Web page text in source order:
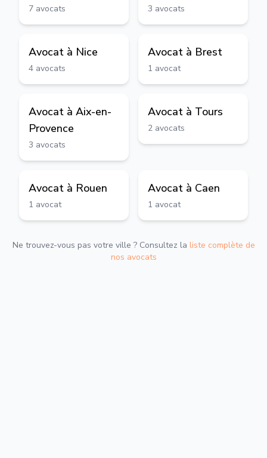
7 avocats 3 avocats
Avocat à Nice
4 avocats
Avocat à Brest
1 avocat
Avocat à Aix-en-
Provence
3 avocats
Avocat à Tours
2 avocats
Avocat à Rouen
1 avocat
Avocat à Caen
1 avocat
Ne trouvez-vous pas votre ville ? Consultez la liste complète de
nos avocats